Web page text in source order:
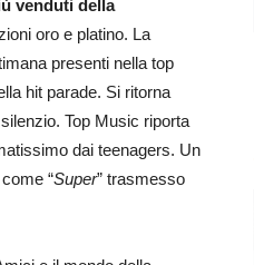
venduti della
oro e platino. La
presenti nella top
hit parade. Si ritorna
Top Music riporta
dai teenagers. Un
“Super” trasmesso